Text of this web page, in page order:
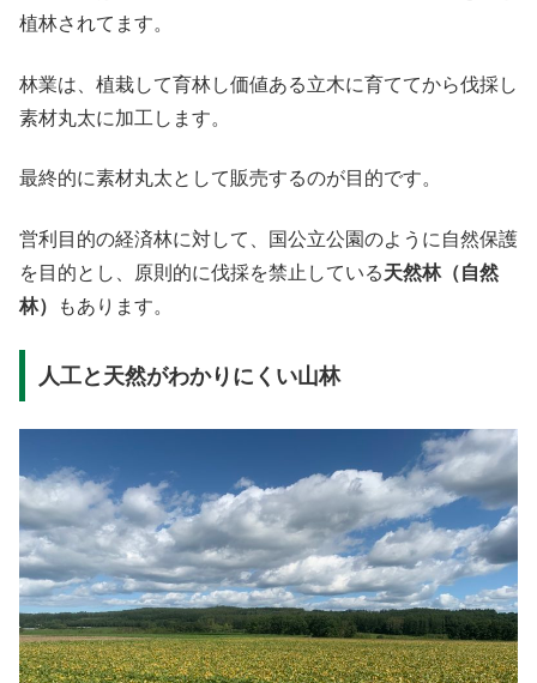
植林されてます。
林業は、植栽して育林し価値ある立木に育ててから伐採し
素材丸太に加工します。
最終的に素材丸太として販売するのが目的です。
営利目的の経済林に対して、国公立公園のように自然保護
を目的とし、原則的に伐採を禁止している天然林（自然
林）
もあります。
人工と天然がわかりにくい山林